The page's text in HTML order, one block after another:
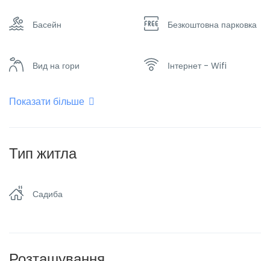
Басейн Безкоштовна парковка
Вид на гори Інтернет - Wifi
Кімната для куріння
Плоский телевізор
Показати більше
Тип житла
Садиба